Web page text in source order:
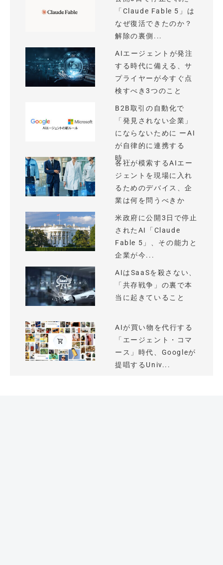
「Claude Fable 5」は
なぜ復活できたのか？
解除の裏側...
AIエージェントが発注
する時代に備える、サ
プライヤーが今すぐ点
検すべき3つのこと
B2B取引の自動化で
「発見されない企業」
にならないために ーAI
が自律的に連携する
時...
各社が模索するAIエー
ジェントを現場に入れ
るためのデバイス、企
業は何を問うべきか
米政府に公開3日で停止
されたAI「Claude
Fable 5」、その能力と
企業が今...
AIはSaaSを殺さない、
「共存戦争」の裏で本
当に起きていること
AIが買い物を代行する
「エージェント・コマ
ース」時代、Googleが
提唱するUniv...